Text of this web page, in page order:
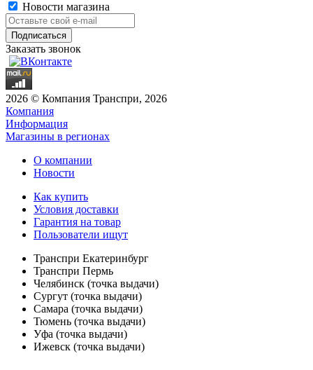
Новости магазина
Заказать звонок
2026 © Компания Транспри, 2026
Компания
Информация
Магазины в регионах
О компании
Новости
Как купить
Условия доставки
Гарантия на товар
Пользователи ищут
Транспри Екатеринбург
Транспри Пермь
Челябинск (точка выдачи)
Сургут (точка выдачи)
Самара (точка выдачи)
Тюмень (точка выдачи)
Уфа (точка выдачи)
Ижевск (точка выдачи)